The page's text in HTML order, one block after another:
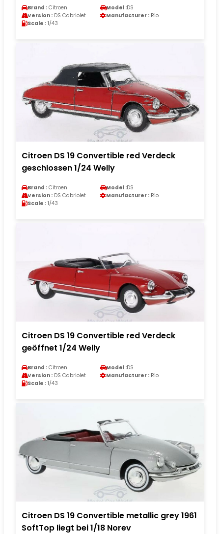
Brand : Citroen Model :DS
Version : DS Cabriolet Manufacturer : Rio
Scale : 1/43
Citroen DS 19 Convertible red Verdeck
geschlossen 1/24 Welly
Brand : Citroen Model :DS
Version : DS Cabriolet Manufacturer : Rio
Scale : 1/43
Citroen DS 19 Convertible red Verdeck
geöffnet 1/24 Welly
Brand : Citroen Model :DS
Version : DS Cabriolet Manufacturer : Rio
Scale : 1/43
Citroen DS 19 Convertible metallic grey 1961
SoftTop liegt bei 1/18 Norev